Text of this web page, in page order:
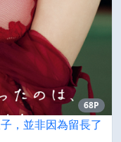
68P
，並非因為留長了